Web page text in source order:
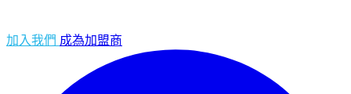
加入我們 成為加盟商